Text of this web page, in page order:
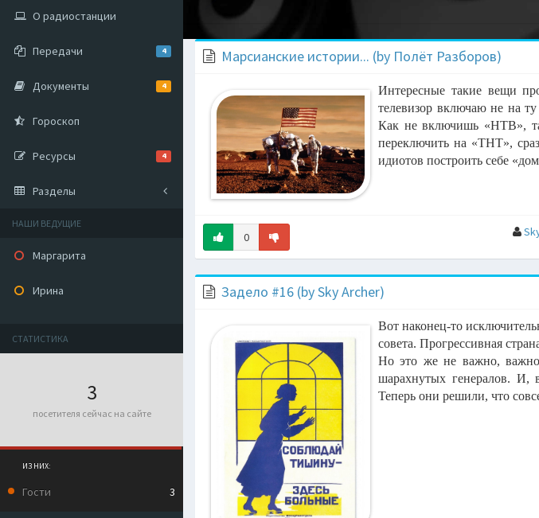
О радиостанции
Передачи 4
Документы 4
Гороскоп
Ресурсы 4
Разделы
НАШИ ВЕДУЩИЕ
Маргарита
Ирина
СТАТИСТИКА
3
посетителя сейчас на сайте
ИЗ НИХ:
Гости 3
Марсианские истории... (by Полёт Разборов)
Интересные такие вещи
телевизор включаю не на
Как не включишь «НТВ»,
переключить на «ТНТ»,
идиотов построить себе
0
Задело #16 (by Sky Archer)
Вот наконец-то
совета. Прогрессивная
Но это же не важно,
шарахнутых генералов. И,
Теперь они решили, что